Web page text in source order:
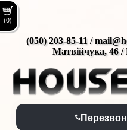
(0)
(050) 203-85-11 /
Матвійчука, 46